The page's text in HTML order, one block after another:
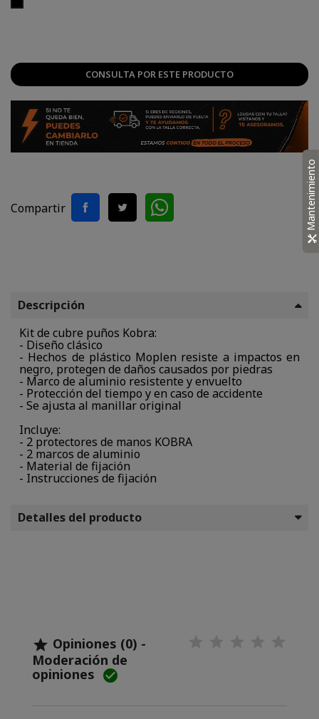
CONSULTA POR ESTE PRODUCTO
Compartir
Descripción
Kit de cubre puños Kobra:
- Diseño clásico
- Hechos de plástico Moplen resiste a impactos en
negro, protegen de daños causados por piedras
- Marco de aluminio resistente y envuelto
- Protección del tiempo y en caso de accidente
- Se ajusta al manillar original
Incluye:
- 2 protectores de manos KOBRA
- 2 marcos de aluminio
- Material de fijación
- Instrucciones de fijación
Detalles del producto
 Opiniones (0) -
Moderación de
opiniones 
Mantenimiento